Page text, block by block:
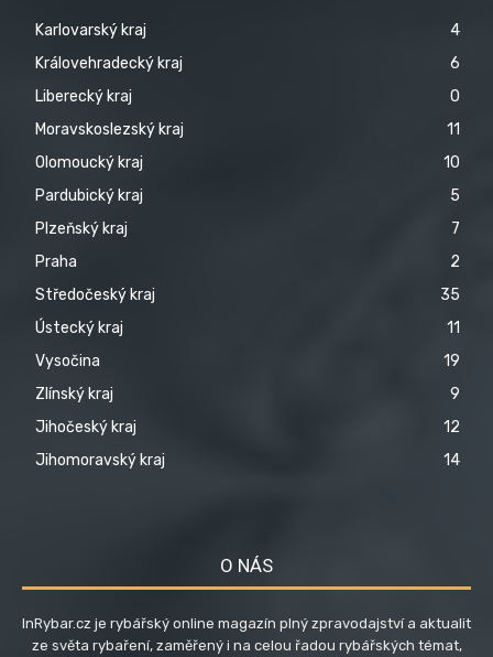
Karlovarský kraj
4
Královehradecký kraj
6
Liberecký kraj
0
Moravskoslezský kraj
11
Olomoucký kraj
10
Pardubický kraj
5
Plzeňský kraj
7
Praha
2
Středočeský kraj
35
Ústecký kraj
11
Vysočina
19
Zlínský kraj
9
Jihočeský kraj
12
Jihomoravský kraj
14
O NÁS
InRybar.cz je rybářský online magazín plný zpravodajství a aktualit
ze světa rybaření, zaměřený i na celou řadou rybářských témat,